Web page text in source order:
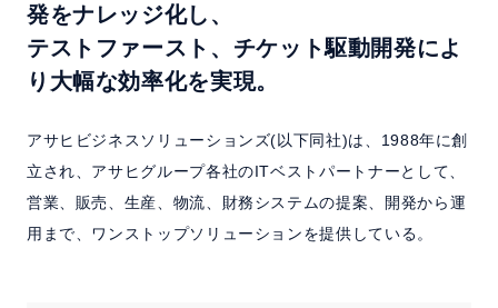
セミナー
クラウド版検討の方へ
お問い合わせ／資料請求
ホーム製品情報会社情報採用情報
発をナレッジ化し、
テストファースト、チケット駆動開発によ
り大幅な効率化を実現。
アサヒビジネスソリューションズ(以下同社)は、1988年に創
立され、アサヒグループ各社のITベストパートナーとして、
営業、販売、生産、物流、財務システムの提案、開発から運
用まで、ワンストップソリューションを提供している。